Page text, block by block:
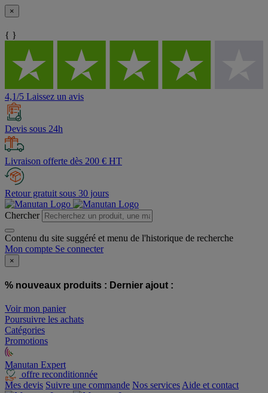
×
{ }
4,1/5 Laissez un avis
Devis sous 24h
Livraison offerte dès 200 € HT
Retour gratuit sous 30 jours
Chercher
Contenu du site suggéré et menu de l'historique de recherche
Mon compte Se connecter
×
% nouveaux produits : Dernier ajout :
Voir mon panier
Poursuivre les achats
Catégories
Promotions
Manutan Expert
offre reconditionnée
Mes devis Suivre une commande Nos services Aide et contact